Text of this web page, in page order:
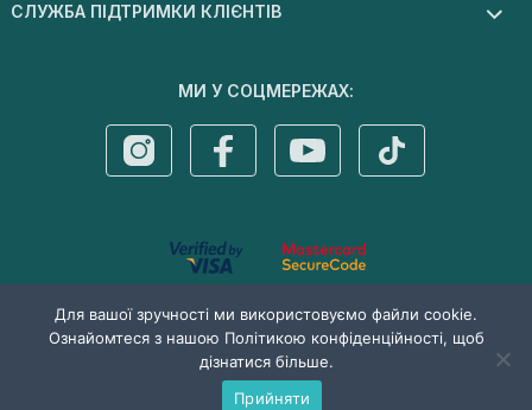
СЛУЖБА ПІДТРИМКИ КЛІЄНТІВ
МИ У СОЦМЕРЕЖАХ:
© 2026 Dermal cosmetics . Усі права захищені
Для вашої зручності ми використовуємо файли cookie.
Ознайомтеся з нашою Політикою конфіденційності, щоб
дізнатися більше.
Прийняти